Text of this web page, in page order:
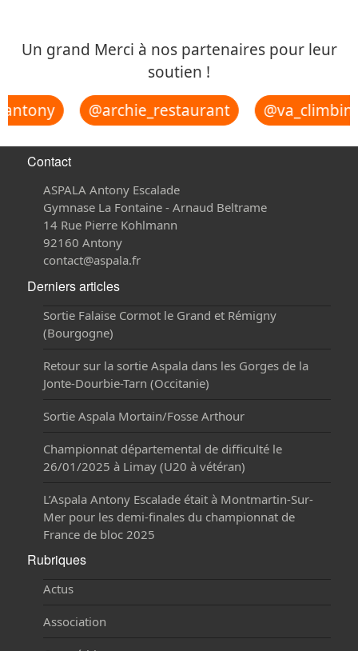
Un grand Merci à nos partenaires pour leur
soutien !
@archie_restaurant
Contact
ASPALA Antony Escalade
Gymnase La Fontaine - Arnaud Beltrame
14 Rue Pierre Kohlmann
92160 Antony
contact@aspala.fr
Derniers articles
Sortie Falaise Cormot le Grand et Rémigny
(Bourgogne)
Retour sur la sortie Aspala dans les Gorges de la
Jonte-Dourbie-Tarn (Occitanie)
Sortie Aspala Mortain/Fosse Arthour
Championnat départemental de difficulté le
26/01/2025 à Limay (U20 à vétéran)
L’Aspala Antony Escalade était à Montmartin-Sur-
Mer pour les demi-finales du championnat de
France de bloc 2025
Rubriques
Actus
Association